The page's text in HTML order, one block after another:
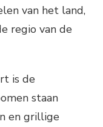
van het land,
regio van de
is de
staan
en grillige